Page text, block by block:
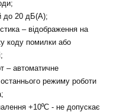
до 20 дБ(А);
– відображення на
коду помилки або
– автоматичне
режиму роботи
+10⁰С - не допускає